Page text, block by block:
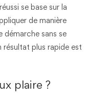
se base sur la
de manière
sans se
plus rapide est
plaire ?